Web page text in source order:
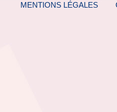
MENTIONS LÉGALES